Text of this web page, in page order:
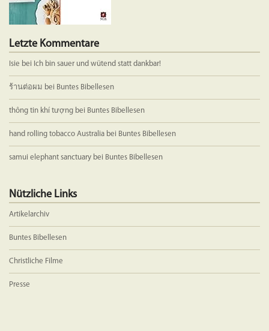
Letzte Kommentare
Isie bei Ich bin sauer und wütend statt dankbar!
ร้านต่อผม bei Buntes Bibellesen
thông tin khí tượng bei Buntes Bibellesen
hand rolling tobacco Australia bei Buntes Bibellesen
samui elephant sanctuary bei Buntes Bibellesen
Nützliche Links
Artikelarchiv
Buntes Bibellesen
Christliche Filme
Presse